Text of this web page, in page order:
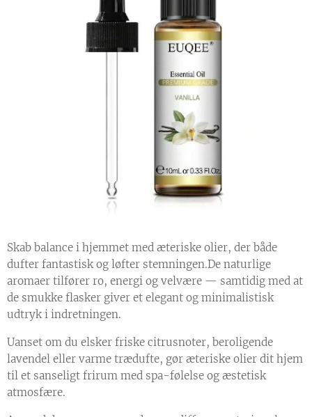
Skab balance i hjemmet med æteriske olier, der både
dufter fantastisk og løfter stemningen.De naturlige
aromaer tilfører ro, energi og velvære — samtidig med at
de smukke flasker giver et elegant og minimalistisk
udtryk i indretningen.
Uanset om du elsker friske citrusnoter, beroligende
lavendel eller varme trædufte, gør æteriske olier dit hjem
til et sanseligt frirum med spa-følelse og æstetisk
atmosfære.